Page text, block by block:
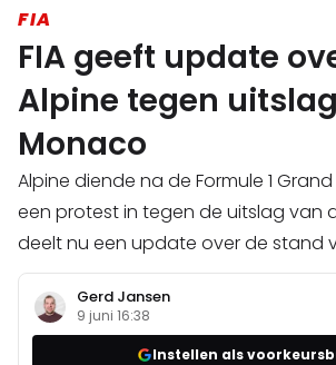
FIA
FIA geeft update
Alpine tegen
Monaco
Alpine diende na de Formule 1
een protest in tegen de uitslag van
deelt nu een update over de stand
Gerd Jansen
9 juni 16:38
Instellen als